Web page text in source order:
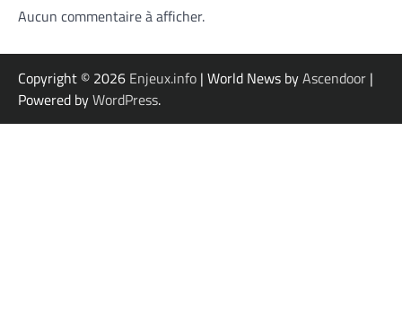
Aucun commentaire à afficher.
Copyright © 2026 Enjeux.info | World News byAscendoor |
Powered byWordPress.